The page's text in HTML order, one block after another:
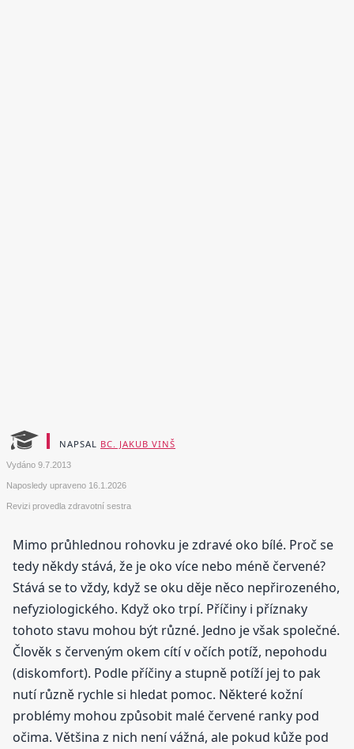
NAPSAL BC. JAKUB VINŠ
Vydáno 9.7.2013
Naposledy upraveno 16.1.2026
Revizi provedla zdravotní sestra
Mimo průhlednou rohovku je zdravé oko bílé. Proč se
tedy někdy stává, že je oko více nebo méně červené?
Stává se to vždy, když se oku děje něco nepřirozeného,
nefyziologického. Když oko trpí. Příčiny i příznaky
tohoto stavu mohou být různé. Jedno je však společné.
Člověk s červeným okem cítí v očích potíž, nepohodu
(diskomfort). Podle příčiny a stupně potíží jej to pak
nutí různě rychle si hledat pomoc. Některé kožní
problémy mohou způsobit malé červené ranky pod
očima. Většina z nich není vážná, ale pokud kůže pod